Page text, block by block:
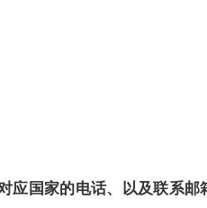
应国家的电话、以及联系邮